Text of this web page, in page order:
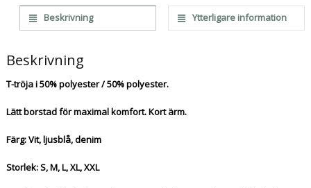
Beskrivning Ytterligare information
Beskrivning
T-tröja i 50% polyester / 50% polyester.
Lätt borstad för maximal komfort. Kort ärm.
Färg: Vit, ljusblå, denim
Storlek: S, M, L, XL, XXL